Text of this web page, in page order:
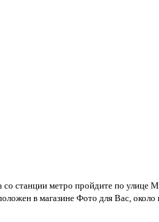
станции метро пройдите по
в магазине Фото для Вас,